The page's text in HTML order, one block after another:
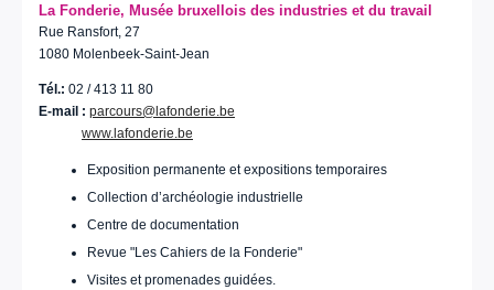
La Fonderie, Musée bruxellois des industries et du travail
Rue Ransfort, 27
1080 Molenbeek-Saint-Jean
Tél.: 02 / 413 11 80
E-mail : parcours@lafonderie.be
www.lafonderie.be
Exposition permanente et expositions temporaires
Collection d’archéologie industrielle
Centre de documentation
Revue "Les Cahiers de la Fonderie"
Visites et promenades guidées.